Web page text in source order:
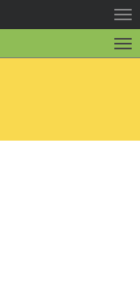
la
la